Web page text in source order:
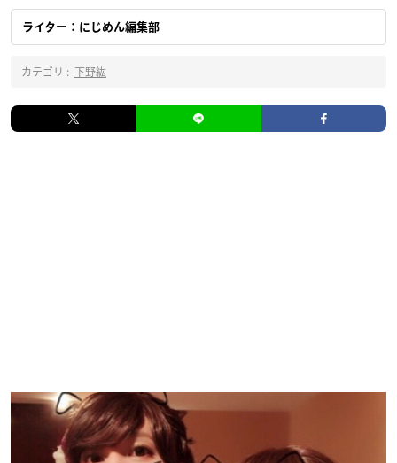
ライター：にじめん編集部
カテゴリ : 下野紘